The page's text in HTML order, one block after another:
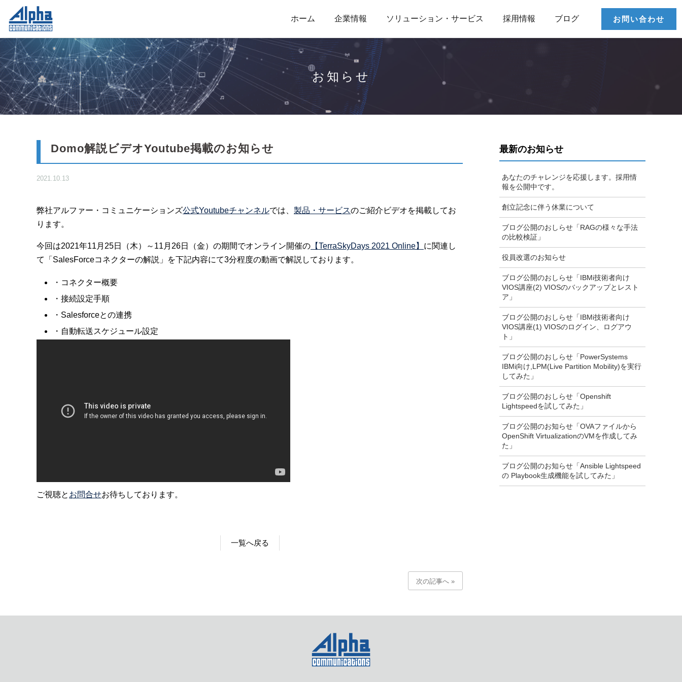
ホーム 企業情報 ソリューション・サービス 採用情報 ブログ お問い合わせ
お知らせ
Domo解説ビデオYoutube掲載のお知らせ
2021.10.13
弊社アルファー・コミュニケーションズ公式Youtubeチャンネルでは、 製品・サービスのご紹介ビデオを掲載してお
ります。
今回は2021年11月25日（木）～11月26日（金）の期間でオンライン開催の 【TerraSkyDays 2021 Online】 に関連し
て「SalesForceコネクターの解説」を下記内容にて3分程度の動画で解説しております。
・コネクター概要
・接続設定手順
・Salesforceとの連携
・自動転送スケジュール設定
ご視聴と お問合せお待ちしております。
一覧へ戻る
次の記事へ »
最新のお知らせ
あなたのチャレンジを応援します。採用情
報を公開中です。
創立記念に伴う休業について
ブログ公開のおしらせ「RAGの様々な手法
の比較検証」
役員改選のお知らせ
ブログ公開のおしらせ「IBMi技術者向け
VIOS講座(2) VIOSのバックアップとレスト
ア」
ブログ公開のおしらせ「IBMi技術者向け
VIOS講座(1) VIOSのログイン、ログアウ
ト」
ブログ公開のおしらせ「PowerSystems
IBMi向け,LPM(Live Partition Mobility)を実行
してみた」
ブログ公開のおしらせ「Openshift
Lightspeedを試してみた」
ブログ公開のお知らせ「OVAファイルから
OpenShift VirtualizationのVMを作成してみ
た」
ブログ公開のお知らせ「Ansible Lightspeed
の Playbook生成機能を試してみた」